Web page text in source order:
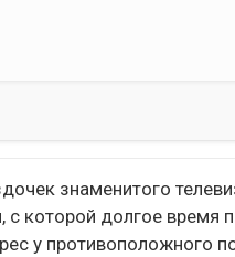
знаменитого
с которой долгое
у противоположного